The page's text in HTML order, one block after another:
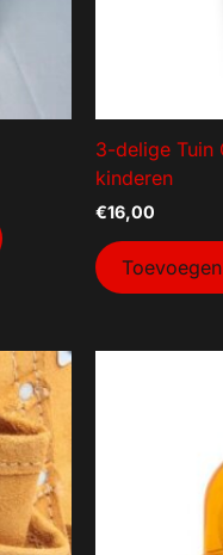
3-delige Tuin
kinderen
€16,00